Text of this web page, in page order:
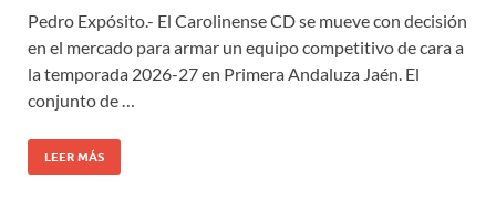
Pedro Expósito.- El Carolinense CD se mueve con decisión
en el mercado para armar un equipo competitivo de cara a
la temporada 2026-27 en Primera Andaluza Jaén. El
conjunto de …
LEER MÁS